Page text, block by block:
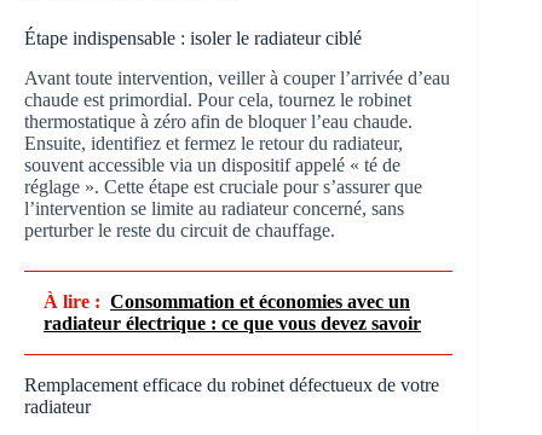
Étape indispensable : isoler le radiateur ciblé
Avant toute intervention, veiller à couper l’arrivée d’eau
chaude est primordial. Pour cela, tournez le robinet
thermostatique à zéro afin de bloquer l’eau chaude.
Ensuite, identifiez et fermez le retour du radiateur,
souvent accessible via un dispositif appelé « té de
réglage ». Cette étape est cruciale pour s’assurer que
l’intervention se limite au radiateur concerné, sans
perturber le reste du circuit de chauffage.
À lire : Consommation et économies avec un
radiateur électrique : ce que vous devez savoir
Remplacement efficace du robinet défectueux de votre
radiateur